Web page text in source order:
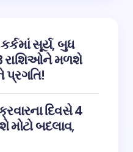
સૂર્ય, બુધ
રાશિઓને મળશે
દિવસે 4
મોટો બદલાવ,